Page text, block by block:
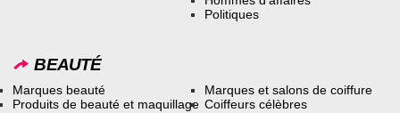
Politiques
BEAUTÉ
Marques beauté
Produits de beauté et maquillage
Marques et salons de coiffure
Coiffeurs célèbres